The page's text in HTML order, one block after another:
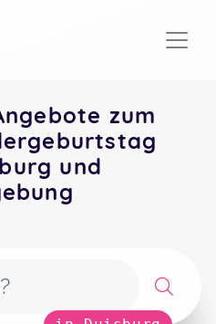
zum
und